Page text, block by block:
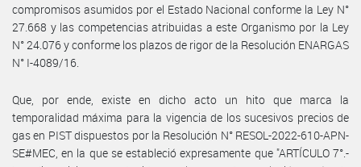
compromisos asumidos por el Estado Nacional conforme la Ley N°
27.668 y las competencias atribuidas a este Organismo por la Ley
N° 24.076 y conforme los plazos de rigor de la Resolución ENARGAS
N° I-4089/16.
Que, por ende, existe en dicho acto un hito que marca la
temporalidad máxima para la vigencia de los sucesivos precios de
gas en PIST dispuestos por la Resolución N° RESOL-2022-610-APN-
SE#MEC, en la que se estableció expresamente que "ARTÍCULO 7°.-